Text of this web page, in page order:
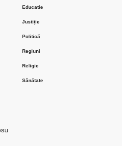
Educatie
Justiție
Politică
Regiuni
Religie
Sănătate